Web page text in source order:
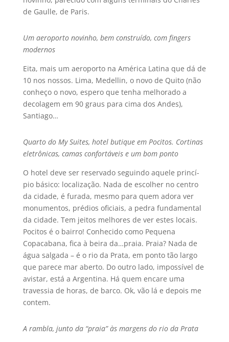
de Gaulle, de Paris.
Um aeroporto novinho, bem construí­do, com fingers
modernos
Eita, mais um aeroporto na América Latina que dá de
10 nos nossos. Lima, Medellin, o novo de Quito (não
conheço o novo, espero que tenha melhorado a
decolagem em 90 graus para cima dos Andes),
Santiago…
Quarto do My Suites, hotel butique em Pocitos. Cortinas
eletrônicas, camas confortáveis e um bom ponto
O hotel deve ser reservado seguindo aquele princí­
pio básico: localização. Nada de escolher no centro
da cidade, é furada, mesmo para quem adora ver
monumentos, prédios oficiais, a pedra fundamental
da cidade. Tem jeitos melhores de ver estes locais.
Pocitos é o bairro! Conhecido como Pequena
Copacabana, fica à beira da…praia. Praia? Nada de
água salgada – é o rio da Prata, em ponto tão largo
que parece mar aberto. Do outro lado, impossí­vel de
avistar, está a Argentina. Há quem encare uma
travessia de horas, de barco. Ok, vão lá e depois me
contem.
A rambla, junto da “praia” às margens do rio da Prata